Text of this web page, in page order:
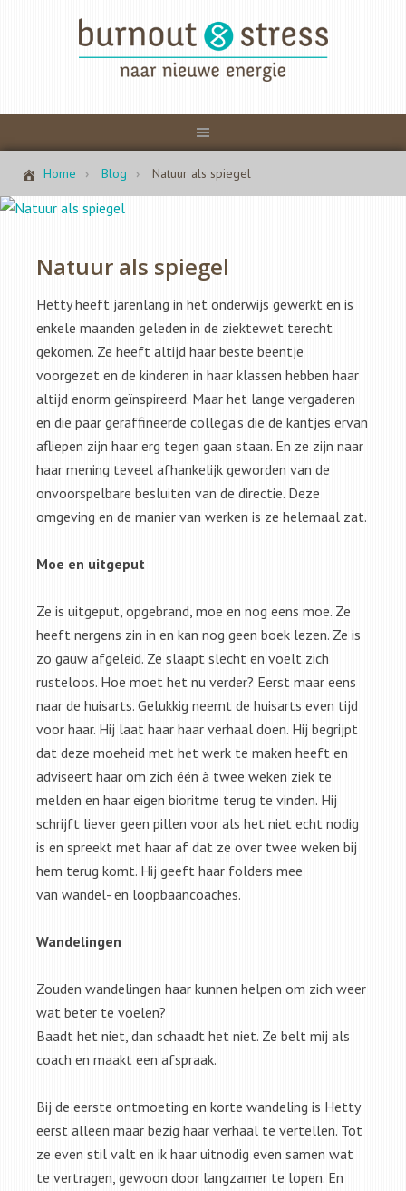
Home Blog Natuur als spiegel
Natuur als spiegel
Hetty heeft jarenlang in het onderwijs gewerkt en is
enkele maanden geleden in de ziektewet terecht
gekomen. Ze heeft altijd haar beste beentje
voorgezet en de kinderen in haar klassen hebben haar
altijd enorm geïnspireerd. Maar het lange vergaderen
en die paar geraffineerde collega’s die de kantjes ervan
afliepen zijn haar erg tegen gaan staan. En ze zijn naar
haar mening teveel afhankelijk geworden van de
onvoorspelbare besluiten van de directie. Deze
omgeving en de manier van werken is ze helemaal zat.
Moe en uitgeput
Ze is uitgeput, opgebrand, moe en nog eens moe. Ze
heeft nergens zin in en kan nog geen boek lezen. Ze is
zo gauw afgeleid. Ze slaapt slecht en voelt zich
rusteloos. Hoe moet het nu verder? Eerst maar eens
naar de huisarts. Gelukkig neemt de huisarts even tijd
voor haar. Hij laat haar haar verhaal doen. Hij begrijpt
dat deze moeheid met het werk te maken heeft en
adviseert haar om zich één à twee weken ziek te
melden en haar eigen bioritme terug te vinden. Hij
schrijft liever geen pillen voor als het niet echt nodig
is en spreekt met haar af dat ze over twee weken bij
hem terug komt. Hij geeft haar folders mee
van wandel- en loopbaancoaches.
Wandelingen
Zouden wandelingen haar kunnen helpen om zich weer
wat beter te voelen?
Baadt het niet, dan schaadt het niet. Ze belt mij als
coach en maakt een afspraak.
Bij de eerste ontmoeting en korte wandeling is Hetty
eerst alleen maar bezig haar verhaal te vertellen. Tot
ze even stil valt en ik haar uitnodig even samen wat
te vertragen, gewoon door langzamer te lopen. En